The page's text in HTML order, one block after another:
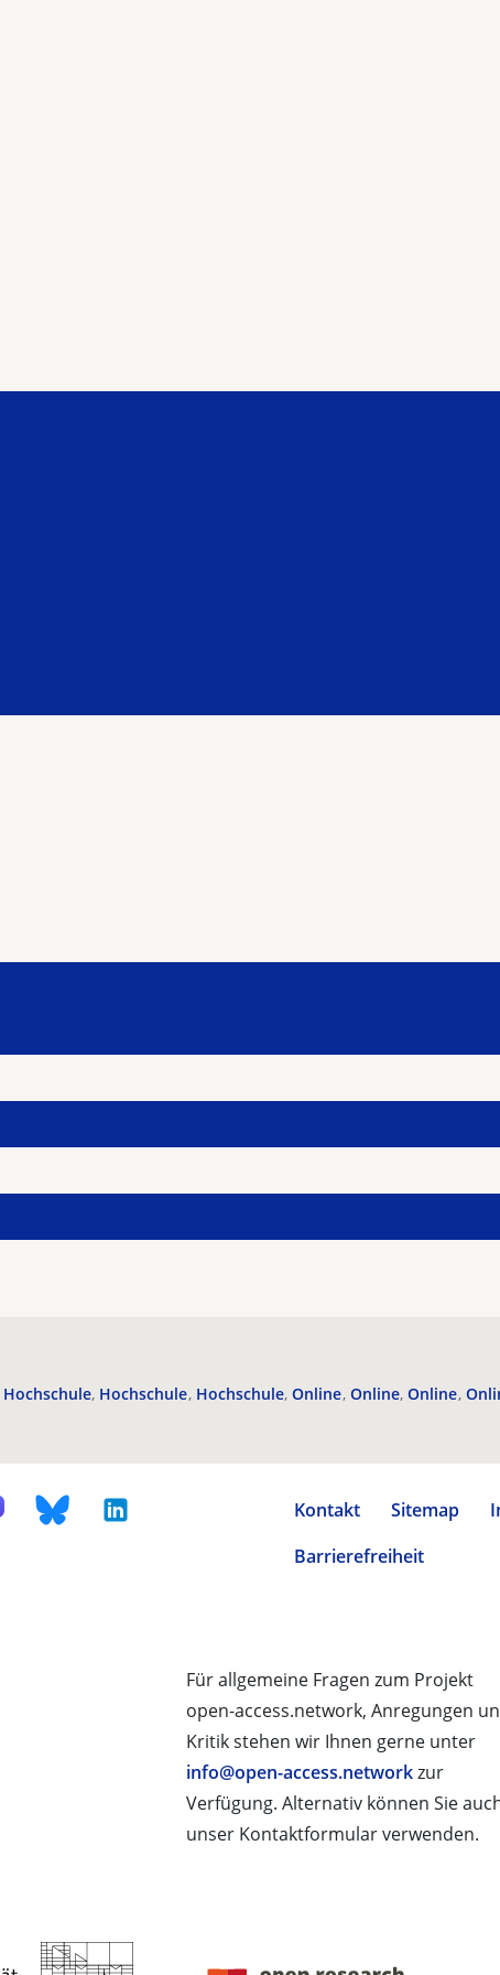
Hochschule Hochschule Hochschule Online Online Online
Kontakt Sitemap
Barrierefreiheit
Für allgemeine Fragen zum Projekt
open-access.network, Anregungen
Kritik stehen wir Ihnen gerne unter
info@open-access.networkzur
Verfügung. Alternativ können Sie
unser Kontaktformular verwenden.